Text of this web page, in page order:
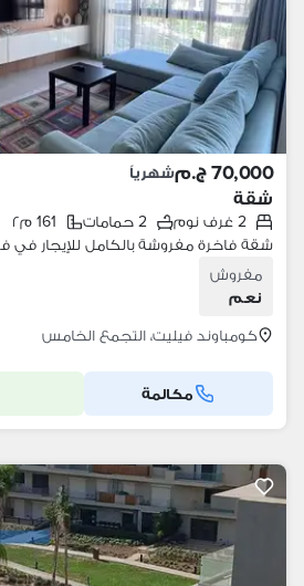
70,000 ج.م شهرياً
شقة
2 غرف نوم 2 حمامات
161 م٢
شقة فاخرة مفروشة بالكامل للإيجار في فيليت |
مفروش
نعم
كومباوند فيليت، التجمع الخامس
مكالمة